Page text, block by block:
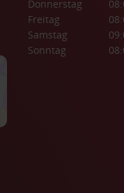
Donnerstag
Freitag
Samstag
Sonntag